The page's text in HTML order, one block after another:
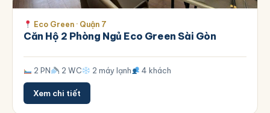
Eco Green · Quận 7
Căn Hộ 2 Phòng Ngủ Eco Green Sài Gòn
2 PN 2 WC 2 máy lạnh 4 khách
Xem chi tiết